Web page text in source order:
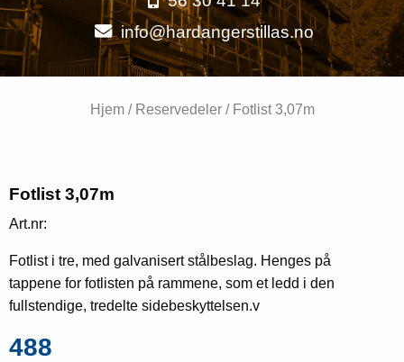
info@hardangerstillas.no
Hjem/ Reservedeler/ Fotlist 3,07m
Fotlist 3,07m
Art.nr:
Fotlist i tre, med galvanisert stålbeslag. Henges på
tappene for fotlisten på rammene, som et ledd i den
fullstendige, tredelte sidebeskyttelsen.v
488